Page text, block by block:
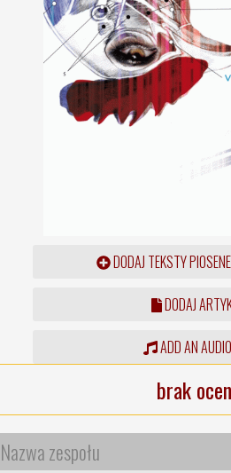
DODAJ TEKSTY
DODAJ
ADD AN
brak
Nazwa zespołu